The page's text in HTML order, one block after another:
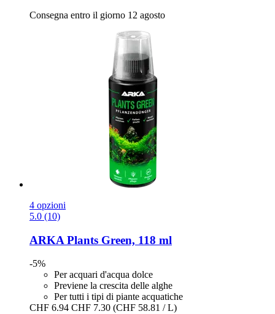
Consegna entro il giorno 12 agosto
4 opzioni
5.0 (10)
ARKA Plants Green, 118 ml
-5%
Per acquari d'acqua dolce
Previene la crescita delle alghe
Per tutti i tipi di piante acquatiche
CHF 6.94 CHF 7.30 (CHF 58.81 / L)